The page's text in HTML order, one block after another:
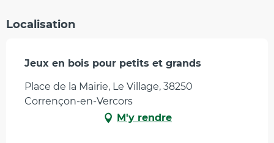
Localisation
Jeux en bois pour petits et grands
Place de la Mairie, Le Village, 38250
Corrençon-en-Vercors
M'y rendre